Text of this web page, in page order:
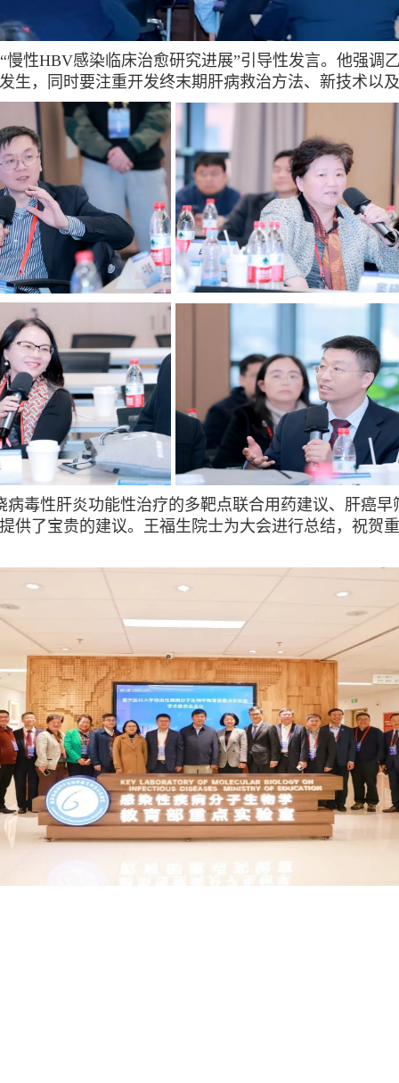
慢性HBV感染临床治愈研究进展”引导性发言。他强
生，同时要注重开发终末期肝病救治方法、新技术以
毒性肝炎功能性治疗的多靶点联合用药建议、肝癌
供了宝贵的建议。王福生院士为大会进行总结，祝贺